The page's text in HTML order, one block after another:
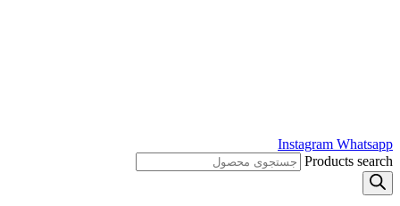
Instagram Whatsapp
Products search